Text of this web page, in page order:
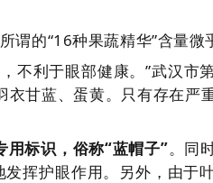
的“16种果蔬精华”含量微
不利于眼部健康。”武汉市
甘蓝、蛋黄。只有存在严
标识，俗称“蓝帽子”。同
挥护眼作用。另外，由于